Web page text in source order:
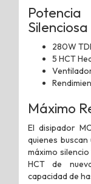
Silenciosa
280W
5 HCT
Máximo
El disipador
quienes
máximo
HCT de
capacidad de